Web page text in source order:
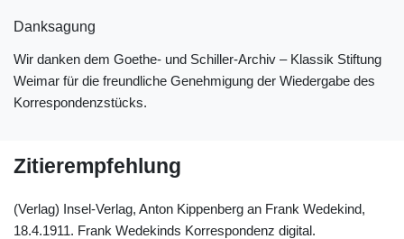
Danksagung
Wir danken dem Goethe- und Schiller-Archiv ‒ Klassik Stiftung
Weimar für die freundliche Genehmigung der Wiedergabe des
Korrespondenzstücks.
Zitierempfehlung
(Verlag) Insel-Verlag, Anton Kippenberg an Frank Wedekind,
18.4.1911. Frank Wedekinds Korrespondenz digital.